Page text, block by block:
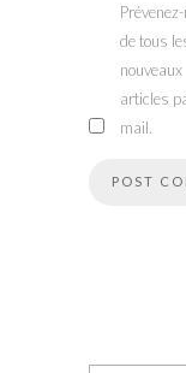
de tous
nouveaux
articles
mail.